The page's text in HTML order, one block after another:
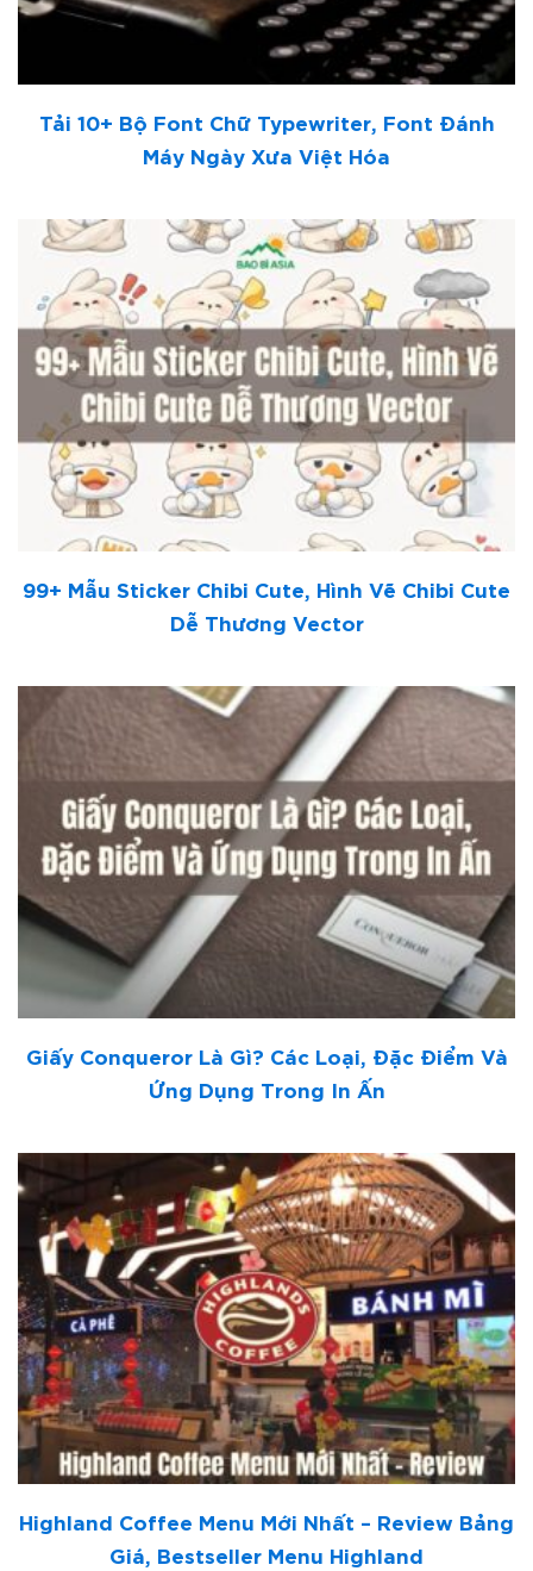
Tải 10+ Bộ Font Chữ Typewriter, Font Đánh
Máy Ngày Xưa Việt Hóa
99+ Mẫu Sticker Chibi Cute, Hình Vẽ Chibi Cute
Dễ Thương Vector
Giấy Conqueror Là Gì? Các Loại, Đặc Điểm Và
Ứng Dụng Trong In Ấn
Highland Coffee Menu Mới Nhất – Review Bảng
Giá, Bestseller Menu Highland